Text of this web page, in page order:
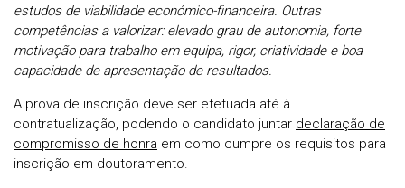
estudos de viabilidade económico-financeira. Outras
competências a valorizar: elevado grau de autonomia, forte
motivação para trabalho em equipa, rigor, criatividade e boa
capacidade de apresentação de resultados.
A prova de inscrição deve ser efetuada até à
contratualização, podendo o candidato juntar declaração de
compromisso de honra em como cumpre os requisitos para
inscrição em doutoramento.